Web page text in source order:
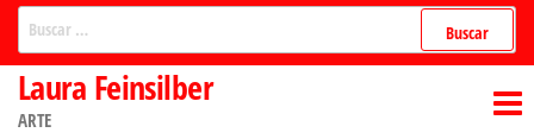
Saltar
contenido
Laura Feinsilber
ARTE